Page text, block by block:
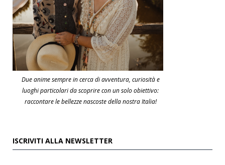
Due anime sempre in cerca di avventura, curiosità e
luoghi particolari da scoprire con un solo obiettivo:
raccontare le bellezze nascoste della nostra Italia!
ISCRIVITI ALLA NEWSLETTER